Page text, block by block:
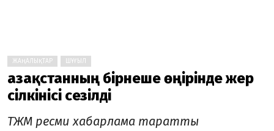
ЖАҢАЛЫҚТАР ШҰҒЫЛ
Қазақстанның бірнеше өңірінде жер
сілкінісі сезілді
ТЖМ ресми хабарлама таратты